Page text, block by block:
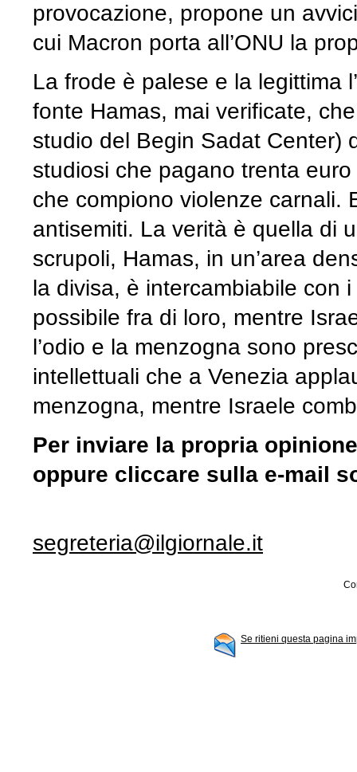
provocazione, propone un
cui Macron porta all’ONU la
La frode è palese e la legittima
fonte Hamas, mai verificate,
studio del Begin Sadat Center)
studiosi che pagano trenta
che compiono violenze carnali.
antisemiti. La verità è quella di
scrupoli, Hamas, in un’area
la divisa, è intercambiabile con
possibile fra di loro, mentre
l’odio e la menzogna sono
intellettuali che a Venezia
menzogna, mentre Israele
Per inviare la propria
oppure cliccare sulla e-mail
segreteria@ilgiornale.it
Se ritieni questa pagina